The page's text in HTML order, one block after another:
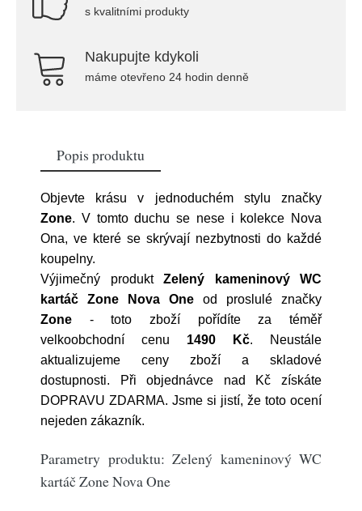
s kvalitními produkty
Nakupujte kdykoli
máme otevřeno 24 hodin denně
Popis produktu
Objevte krásu v jednoduchém stylu značky
Zone. V tomto duchu se nese i kolekce Nova
Ona, ve které se skrývají nezbytnosti do každé
koupelny.
Výjimečný produkt Zelený kameninový WC
kartáč Zone Nova One od proslulé značky
Zone - toto zboží pořídíte za téměř
velkoobchodní cenu 1490 Kč. Neustále
aktualizujeme ceny zboží a skladové
dostupnosti. Při objednávce nad Kč získáte
DOPRAVU ZDARMA. Jsme si jistí, že toto ocení
nejeden zákazník.
Parametry produktu: Zelený kameninový WC
kartáč Zone Nova One